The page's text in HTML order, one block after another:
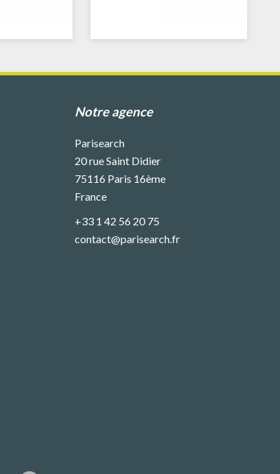
Notre agence
Parisearch
20 rue Saint Didier
75116 Paris 16ème
France
+33 1 42 56 20 75
contact@parisearch.fr